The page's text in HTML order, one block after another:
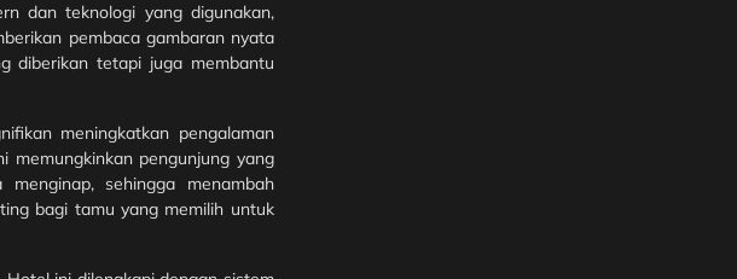
dan teknologi yang digunakan,
pembaca gambaran nyata
diberikan tetapi juga membantu
meningkatkan pengalaman
memungkinkan pengunjung yang
sehingga menambah
bagi tamu yang memilih untuk